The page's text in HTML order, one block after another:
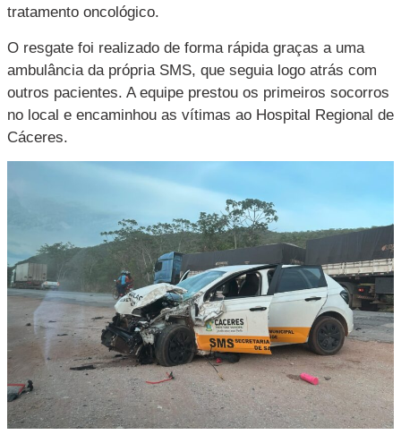
tratamento oncológico.
O resgate foi realizado de forma rápida graças a uma
ambulância da própria SMS, que seguia logo atrás com
outros pacientes. A equipe prestou os primeiros socorros
no local e encaminhou as vítimas ao Hospital Regional de
Cáceres.